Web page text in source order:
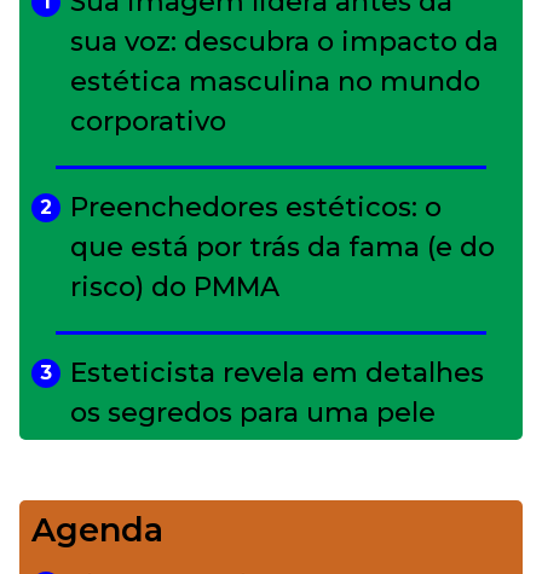
sua voz: descubra o impacto da
estética masculina no mundo
corporativo
2
Preenchedores estéticos: o
que está por trás da fama (e do
risco) do PMMA
3
Esteticista revela em detalhes
os segredos para uma pele
4
Bolsas de palha e ráfia: o
Agenda